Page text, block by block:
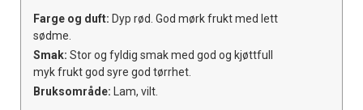
Farge og duft: Dyp rød. God mørk frukt med lett
sødme.
Smak: Stor og fyldig smak med god og kjøttfull
myk frukt god syre god tørrhet.
Bruksområde: Lam, vilt.